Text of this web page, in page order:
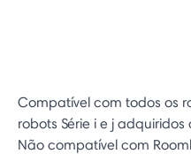
Compatível com todos os
robots Série i e j
Não compatível com